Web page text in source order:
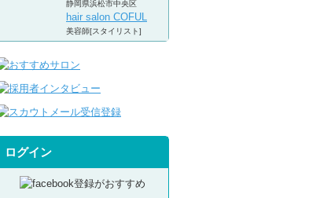
静岡県浜松市中央区
hair salon COFUL
美容師[スタイリスト]
ログイン